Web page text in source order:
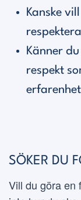
Kanske
Känner
respekt
SÖKER DU
Vill du göra en